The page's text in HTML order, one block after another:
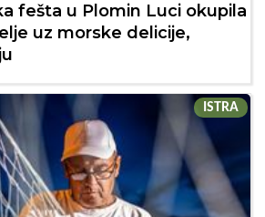
fešta u Plomin Luci okupila
uz morske delicije,
ISTRA